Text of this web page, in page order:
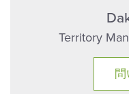
Territory